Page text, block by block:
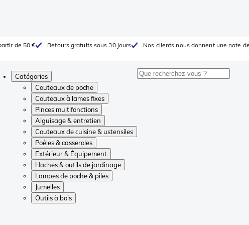
de 50 € Retours gratuits sous 30 jours Nos clients nous donnent une note
Catégories
Couteaux de poche
Couteaux à lames fixes
Pinces multifonctions
Aiguisage & entretien
Couteaux de cuisine & ustensiles
Poêles & casseroles
Extérieur & Équipement
Haches & outils de jardinage
Lampes de poche & piles
Jumelles
Outils à bois